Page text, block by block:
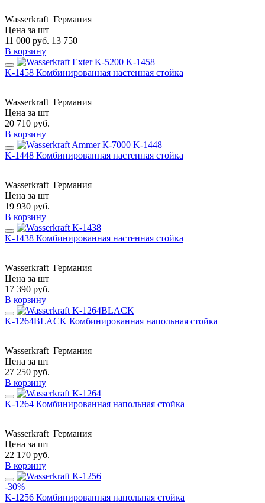
Wasserkraft Германия
Цена за шт
11 000 руб. 13 750
В корзину
K-1458 Комбинированная настенная стойка
Wasserkraft Германия
Цена за шт
20 710 руб.
В корзину
K-1448 Комбинированная настенная стойка
Wasserkraft Германия
Цена за шт
19 930 руб.
В корзину
K-1438 Комбинированная настенная стойка
Wasserkraft Германия
Цена за шт
17 390 руб.
В корзину
K-1264BLACK Комбинированная напольная стойка
Wasserkraft Германия
Цена за шт
27 250 руб.
В корзину
K-1264 Комбинированная напольная стойка
Wasserkraft Германия
Цена за шт
22 170 руб.
В корзину
-30%
K-1256 Комбинированная напольная стойка